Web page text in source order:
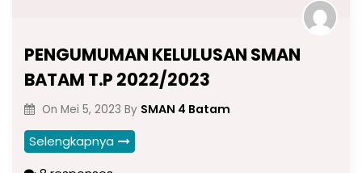
PENGUMUMAN KELULUSAN SMAN
BATAM T.P 2022/2023
On Mei 5, 2023 By SMAN 4 Batam
Selengkapnya